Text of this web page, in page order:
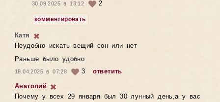
30.09.2025 в 13:12 2
комментировать
Катя
Неудобно искать вещий сон или нет
Раньше было удобно
18.04.2025 в 07:28 3
ответить
Анатолий
Почему у всех 29 января был 30 лунный день,а у вас